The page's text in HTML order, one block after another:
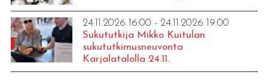
24.11.2026 16:00 - 24.11.2026 19:00
Sukututkija Mikko Kuitulan
sukututkimusneuvonta
Karjalatalolla 24.11.